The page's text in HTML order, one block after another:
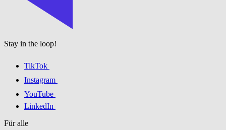
Stay in the loop!
TikTok
Instagram
YouTube
LinkedIn
Für alle